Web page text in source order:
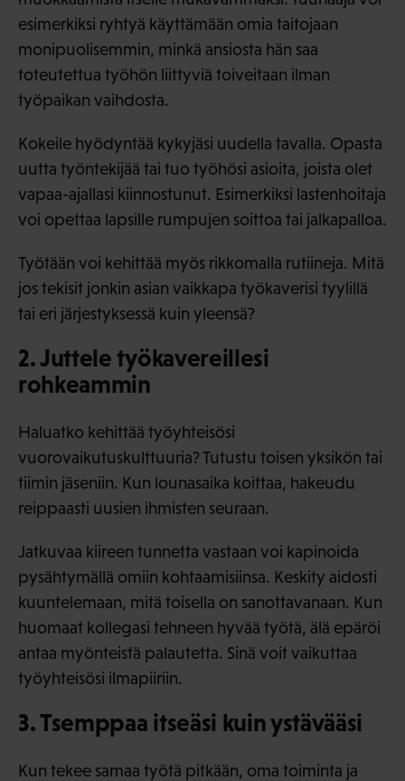
esimerkiksi ryhtyä käyttämään omia taitojaan
monipuolisemmin, minkä ansiosta hän saa
toteutettua työhön liittyviä toiveitaan ilman
työpaikan vaihdosta.
Kokeile hyödyntää kykyjäsi uudella tavalla. Opasta
uutta työntekijää tai tuo työhösi asioita, joista olet
vapaa-ajallasi kiinnostunut. Esimerkiksi lastenhoitaja
voi opettaa lapsille rumpujen soittoa tai jalkapalloa.
Työtään voi kehittää myös rikkomalla rutiineja. Mitä
jos tekisit jonkin asian vaikkapa työkaverisi tyylillä
tai eri järjestyksessä kuin yleensä?
2. Juttele työkavereillesi
rohkeammin
Haluatko kehittää työyhteisösi
vuorovaikutuskulttuuria? Tutustu toisen yksikön tai
tiimin jäseniin. Kun lounasaika koittaa, hakeudu
reippaasti uusien ihmisten seuraan.
Jatkuvaa kiireen tunnetta vastaan voi kapinoida
pysähtymällä omiin kohtaamisiinsa. Keskity aidosti
kuuntelemaan, mitä toisella on sanottavanaan. Kun
huomaat kollegasi tehneen hyvää työtä, älä epäröi
antaa myönteistä palautetta. Sinä voit vaikuttaa
työyhteisösi ilmapiiriin.
3. Tsemppaa itseäsi kuin ystävääsi
Kun tekee samaa työtä pitkään, oma toiminta ja